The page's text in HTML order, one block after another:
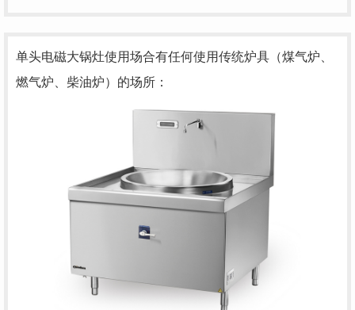
单头电磁大锅灶使用场合有任何使用传统炉具（煤气炉、
燃气炉、柴油炉）的场所：